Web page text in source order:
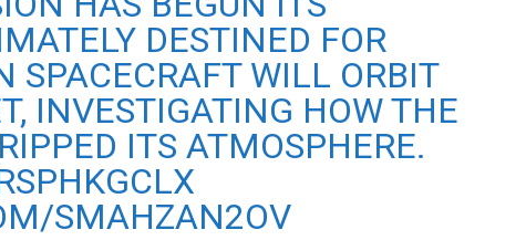
DESTINED FOR
SPACECRAFT WILL ORBIT
INVESTIGATING HOW THE
ITS ATMOSPHERE.
SMAHZAN2OV